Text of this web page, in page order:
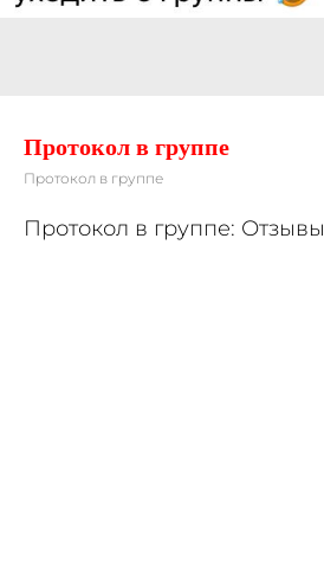
Протокол в группе
Протокол в группе
Протокол в группе: Отзывы